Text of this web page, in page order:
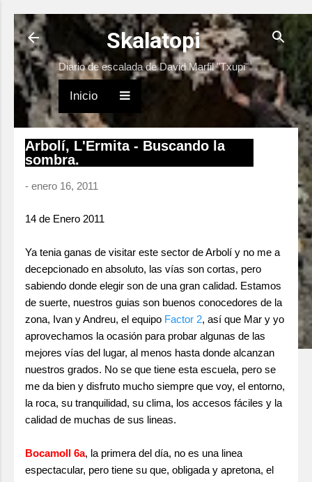
Ir al contenido principal
Skalatopi
Diario de escalada de David Marfil "Txupi"
Inicio
Arbolí, L'Ermita - Buscando la
sombra.
- enero 16, 2011
14 de Enero 2011
Ya tenia ganas de visitar este sector de Arbolí y no me a
decepcionado en absoluto, las vías son cortas, pero
sabiendo donde elegir son de una gran calidad. Estamos
de suerte, nuestros guias son buenos conocedores de la
zona, Ivan y Andreu, el equipo Factor 2, así que Mar y yo
aprovechamos la ocasión para probar algunas de las
mejores vías del lugar, al menos hasta donde alcanzan
nuestros grados. No se que tiene esta escuela, pero se
me da bien y disfruto mucho siempre que voy, el entorno,
la roca, su tranquilidad, su clima, los accesos fáciles y la
calidad de muchas de sus lineas.
Bocamoll 6a, la primera del día, no es una linea
espectacular, pero tiene su que, obligada y apretona, el